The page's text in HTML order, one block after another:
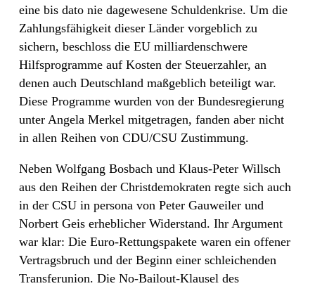
eine bis dato nie dagewesene Schuldenkrise. Um die
Zahlungsfähigkeit dieser Länder vorgeblich zu
sichern, beschloss die EU milliardenschwere
Hilfsprogramme auf Kosten der Steuerzahler, an
denen auch Deutschland maßgeblich beteiligt war.
Diese Programme wurden von der Bundesregierung
unter Angela Merkel mitgetragen, fanden aber nicht
in allen Reihen von CDU/CSU Zustimmung.
Neben Wolfgang Bosbach und Klaus-Peter Willsch
aus den Reihen der Christdemokraten regte sich auch
in der CSU in persona von Peter Gauweiler und
Norbert Geis erheblicher Widerstand. Ihr Argument
war klar: Die Euro-Rettungspakete waren ein offener
Vertragsbruch und der Beginn einer schleichenden
Transferunion. Die No-Bailout-Klausel des